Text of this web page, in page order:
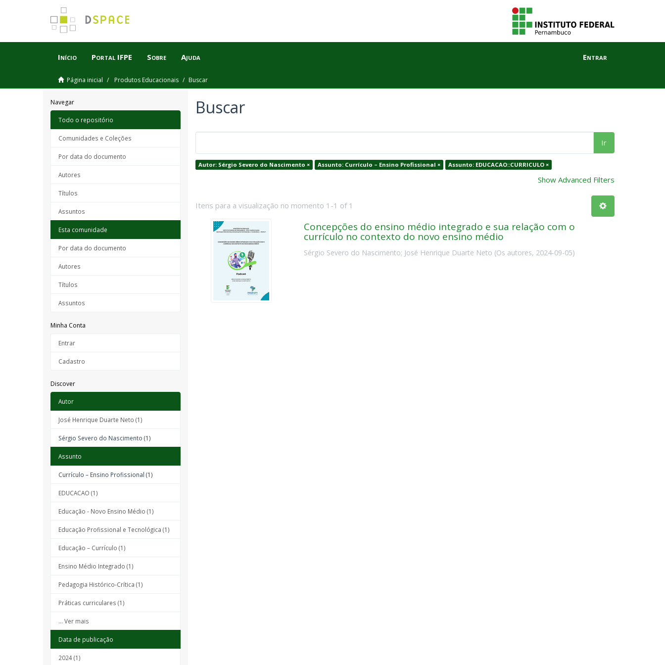
Início Portal IFPE Sobre Ajuda Entrar
Página inicial Produtos Educacionais Buscar
Navegar
Todo o repositório
Comunidades e Coleções
Por data do documento
Autores
Títulos
Assuntos
Esta comunidade
Por data do documento
Autores
Títulos
Assuntos
Minha Conta
Entrar
Cadastro
Discover
Autor
José Henrique Duarte Neto (1)
Sérgio Severo do Nascimento (1)
Assunto
Currículo – Ensino Profissional (1)
EDUCACAO (1)
Educação - Novo Ensino Médio (1)
Educação Profissional e Tecnológica (1)
Educação – Currículo (1)
Ensino Médio Integrado (1)
Pedagogia Histórico-Crítica (1)
Práticas curriculares (1)
... Ver mais
Data de publicação
2024 (1)
Buscar
Ir
Autor: Sérgio Severo do Nascimento × Assunto: Currículo – Ensino Profissional × Assunto: EDUCACAO::CURRICULO ×
Show Advanced Filters
Itens para a visualização no momento 1-1 of 1
Concepções do ensino médio integrado e sua relação com o
currículo no contexto do novo ensino médio
Sérgio Severo do Nascimento; José Henrique Duarte Neto (Os autores, 2024-09-05)